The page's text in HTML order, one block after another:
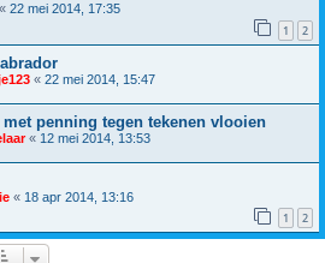
« 22 mei 2014, 17:35
1 2
« 22 mei 2014, 15:47
penning tegen tekenen vlooien
« 12 mei 2014, 13:53
« 18 apr 2014, 13:16
1 2